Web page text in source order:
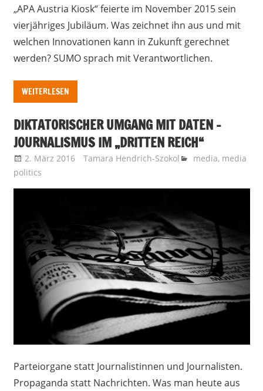
„APA Austria Kiosk“ feierte im November 2015 sein
vierjähriges Jubiläum. Was zeichnet ihn aus und mit
welchen Innovationen kann in Zukunft gerechnet
werden? SUMO sprach mit Verantwortlichen.
WEITERLESEN
DIKTATORISCHER UMGANG MIT DATEN –
JOURNALISMUS IM „DRITTEN REICH“
2. März 2016 Tamara Hendrich-Szokol media, media
politics
Parteiorgane statt Journalistinnen und Journalisten.
Propaganda statt Nachrichten. Was man heute aus